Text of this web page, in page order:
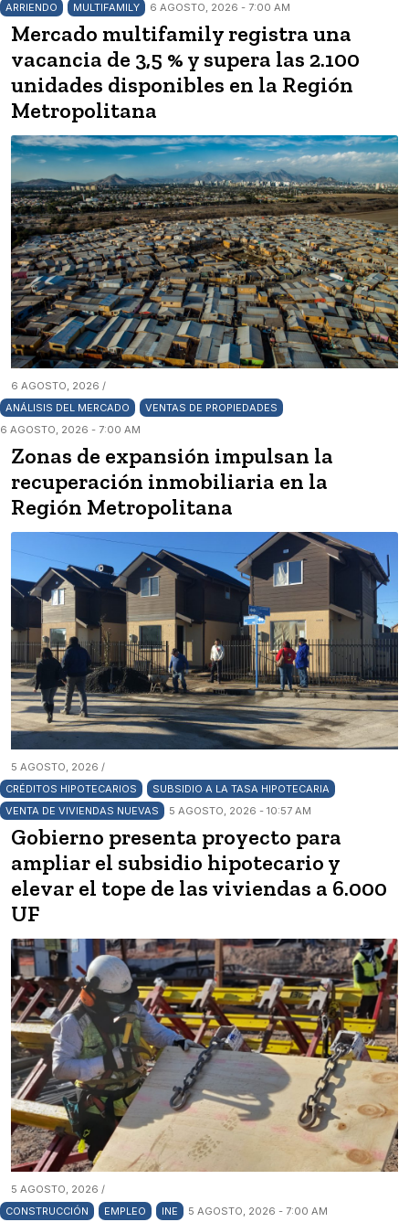
ARRIENDO MULTIFAMILY 6 AGOSTO, 2026 - 7:00 AM
Mercado multifamily registra una
vacancia de 3,5 % y supera las 2.100
unidades disponibles en la Región
Metropolitana
6 AGOSTO, 2026 /
ANÁLISIS DEL MERCADO
VENTAS DE PROPIEDADES
6 AGOSTO, 2026 - 7:00 AM
Zonas de expansión impulsan la
recuperación inmobiliaria en la
Región Metropolitana
5 AGOSTO, 2026 /
CRÉDITOS HIPOTECARIOS
SUBSIDIO A LA TASA HIPOTECARIA
VENTA DE VIVIENDAS NUEVAS
5 AGOSTO, 2026 - 10:57 AM
Gobierno presenta proyecto para
ampliar el subsidio hipotecario y
elevar el tope de las viviendas a 6.000
UF
5 AGOSTO, 2026 /
CONSTRUCCIÓN
EMPLEO INE 5 AGOSTO, 2026 - 7:00 AM